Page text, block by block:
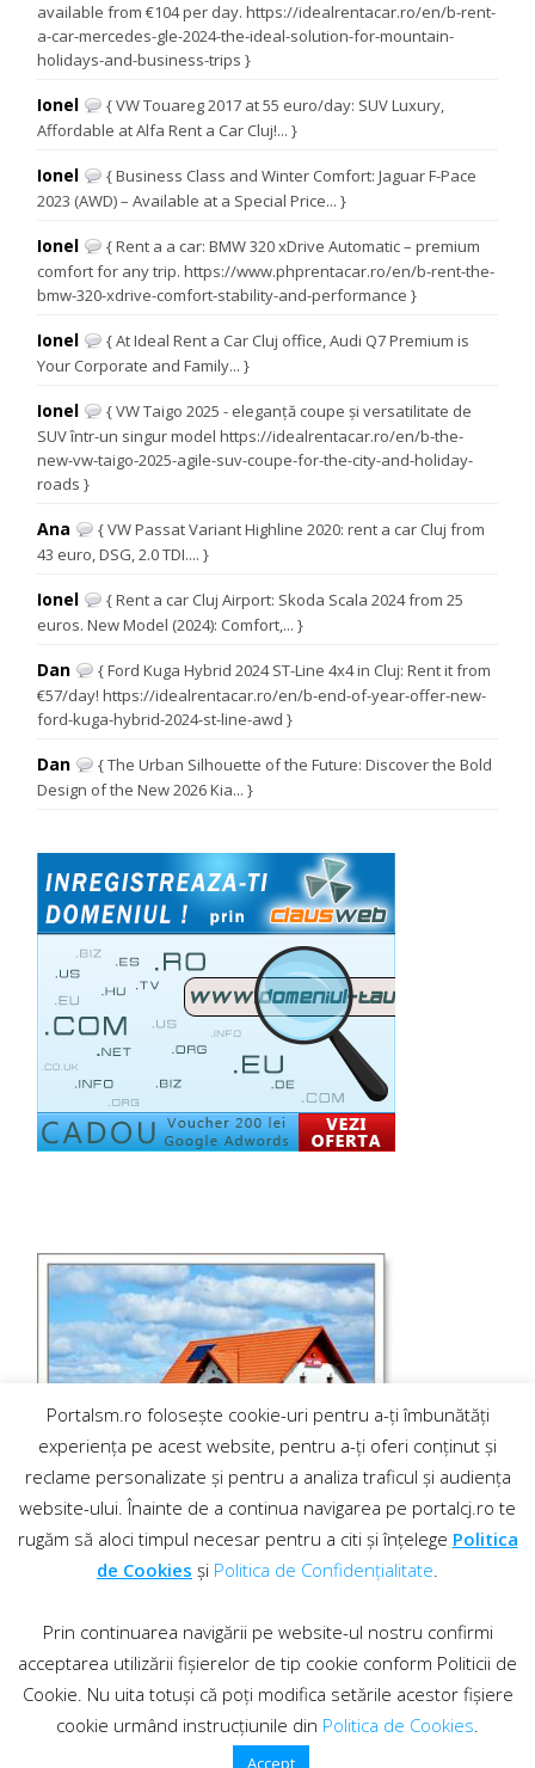
available from €104 per day. https://idealrentacar.ro/en/b-rent-
a-car-mercedes-gle-2024-the-ideal-solution-for-mountain-
holidays-and-business-trips }
Ionel
{ VW Touareg 2017 at 55 euro/day: SUV Luxury,
Affordable at Alfa Rent a Car Cluj!... }
Ionel
{ Business Class and Winter Comfort: Jaguar F-Pace
2023 (AWD) – Available at a Special Price... }
Ionel
{ Rent a a car: BMW 320 xDrive Automatic – premium
comfort for any trip. https://www.phprentacar.ro/en/b-rent-the-
bmw-320-xdrive-comfort-stability-and-performance }
Ionel
{ At Ideal Rent a Car Cluj office, Audi Q7 Premium is
Your Corporate and Family... }
Ionel
{ VW Taigo 2025 - eleganță coupe și versatilitate de
SUV într-un singur model https://idealrentacar.ro/en/b-the-
new-vw-taigo-2025-agile-suv-coupe-for-the-city-and-holiday-
roads }
Ana
{ VW Passat Variant Highline 2020: rent a car Cluj from
43 euro, DSG, 2.0 TDI.... }
Ionel
{ Rent a car Cluj Airport: Skoda Scala 2024 from 25
euros. New Model (2024): Comfort,... }
Dan
{ Ford Kuga Hybrid 2024 ST-Line 4x4 in Cluj: Rent it from
€57/day! https://idealrentacar.ro/en/b-end-of-year-offer-new-
ford-kuga-hybrid-2024-st-line-awd }
Dan
{ The Urban Silhouette of the Future: Discover the Bold
Design of the New 2026 Kia... }
Contact·Regulament comentarii
© 2019 PortalCJ.ro. Toate drepturile sunt rezervate.
Portalsm.ro folosește cookie-uri pentru a-ți îmbunătăți
experiența pe acest website, pentru a-ți oferi conținut și
reclame personalizate și pentru a analiza traficul și audiența
website-ului. Înainte de a continua navigarea pe portalcj.ro te
rugăm să aloci timpul necesar pentru a citi și înțelege Politica
de Cookies și Politica de Confidențialitate.
Prin continuarea navigării pe website-ul nostru confirmi
acceptarea utilizării fișierelor de tip cookie conform Politicii de
Cookie. Nu uita totuși că poți modifica setările acestor fișiere
cookie urmând instrucțiunile din Politica de Cookies.
Accept